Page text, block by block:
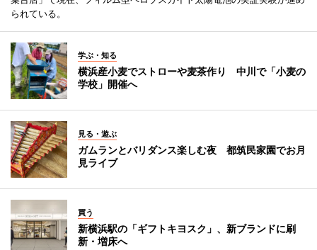
られている。
学ぶ・知る
横浜産小麦でストローや麦茶作り 中川で「小麦の
学校」開催へ
見る・遊ぶ
ガムランとバリダンス楽しむ夜 都筑民家園でお月
見ライブ
買う
新横浜駅の「ギフトキヨスク」、新ブランドに刷
新・増床へ